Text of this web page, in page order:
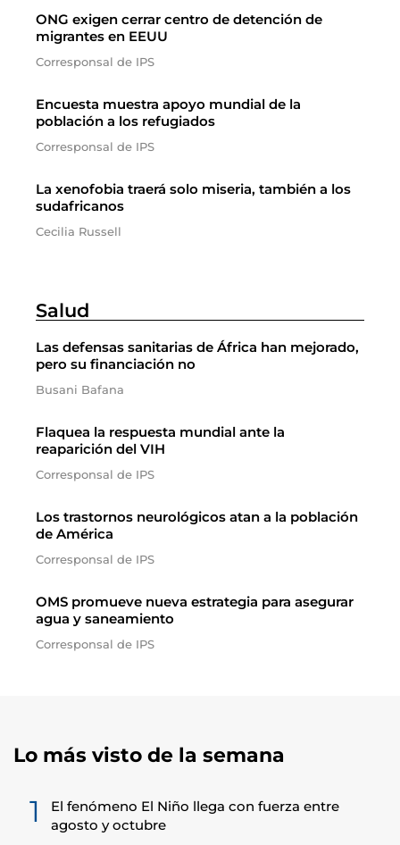
ONG exigen cerrar centro de detención de
migrantes en EEUU
Corresponsal de IPS
Encuesta muestra apoyo mundial de la
población a los refugiados
Corresponsal de IPS
La xenofobia traerá solo miseria, también a los
sudafricanos
Cecilia Russell
Salud
Las defensas sanitarias de África han mejorado,
pero su financiación no
Busani Bafana
Flaquea la respuesta mundial ante la
reaparición del VIH
Corresponsal de IPS
Los trastornos neurológicos atan a la población
de América
Corresponsal de IPS
OMS promueve nueva estrategia para asegurar
agua y saneamiento
Corresponsal de IPS
Lo más visto de la semana
1
El fenómeno El Niño llega con fuerza entre
agosto y octubre